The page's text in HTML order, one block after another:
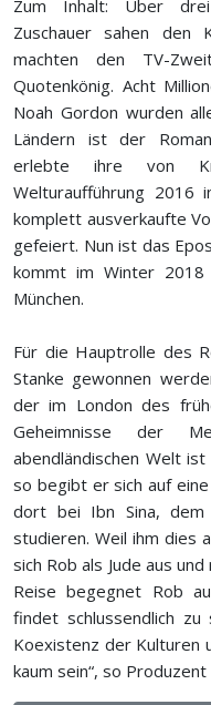
Zum Inhalt: Über drei
Zuschauer sahen den
machten den TV-
Quotenkönig. Acht
Noah Gordon wurden
Ländern ist der
erlebte ihre von
Welturaufführung 2016
komplett ausverkaufte
gefeiert. Nun ist das
kommt im Winter 2018
München.
Für die Hauptrolle des
Stanke gewonnen
der im London des
Geheimnisse der
abendländischen Welt
so begibt er sich auf
dort bei Ibn Sina,
studieren. Weil ihm dies
sich Rob als Jude aus
Reise begegnet Rob
findet schlussendlich
Koexistenz der Kulturen
kaum sein“, so